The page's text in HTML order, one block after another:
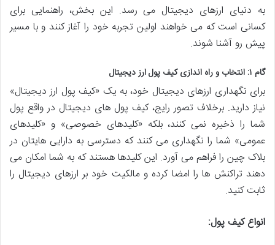
به دنیای ارزهای دیجیتال می رسد. این بخش، راهنمایی برای
کسانی است که می خواهند اولین تجربه خود را آغاز کنند و با مسیر
پیش رو آشنا شوند.
گام ۱: انتخاب و راه اندازی کیف پول ارز دیجیتال
برای نگهداری ارزهای دیجیتال خود، به یک «کیف پول ارز دیجیتال»
نیاز دارید. برخلاف تصور رایج، کیف پول های دیجیتال در واقع پول
شما را ذخیره نمی کنند، بلکه «کلیدهای خصوصی» و «کلیدهای
عمومی» شما را نگهداری می کنند که دسترسی به دارایی هایتان در
بلاک چین را فراهم می آورد. این کلیدها هستند که به شما امکان می
دهند تراکنش ها را امضا کرده و مالکیت خود بر ارزهای دیجیتال را
ثابت کنید.
انواع کیف پول: